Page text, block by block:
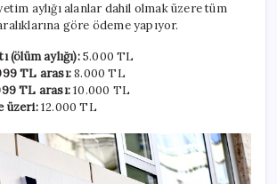
aylığı alanlar dahil olmak üzere tüm
göre ödeme yapıyor.
(ölüm aylığı):5.000 TL
TL arası:8.000 TL
TL arası:10.000 TL
üzeri:12.000 TL